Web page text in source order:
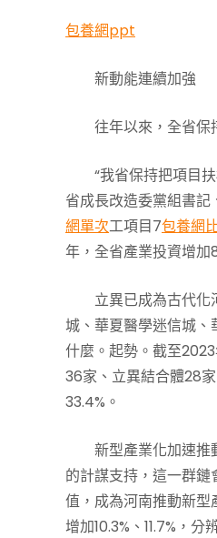
包養網ppt
新動能連續加強
往年以來，全省保
“我省保持把項目
省成長改造委黨組書記
網單次工項目7包養網
年，全省產業投資增加
立異已成為古代
城、華夏醫學迷信城、
什麼。起勢。截至
36家、立異結合體28
33.4%。
新型產業化加速推
的計謀支持，這一群
值，成為河南推動新型
增加10.3%、11.7%，